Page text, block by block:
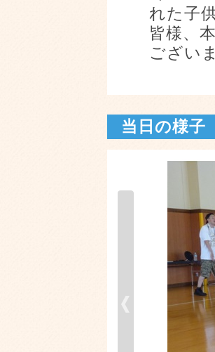
れた子
皆様、
ござい
当日の様子